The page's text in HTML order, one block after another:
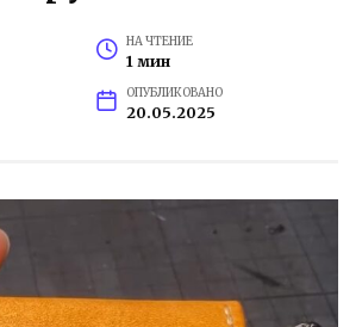
НА ЧТЕНИЕ
1 мин
ОПУБЛИКОВАНО
20.05.2025